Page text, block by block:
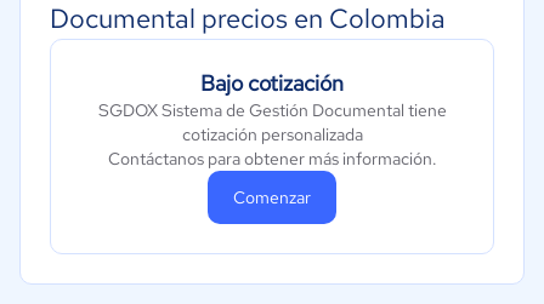
Documental precios en Colombia
Bajo cotización
SGDOX Sistema de Gestión Documental tiene
cotización personalizada
Contáctanos para obtener más información.
Comenzar